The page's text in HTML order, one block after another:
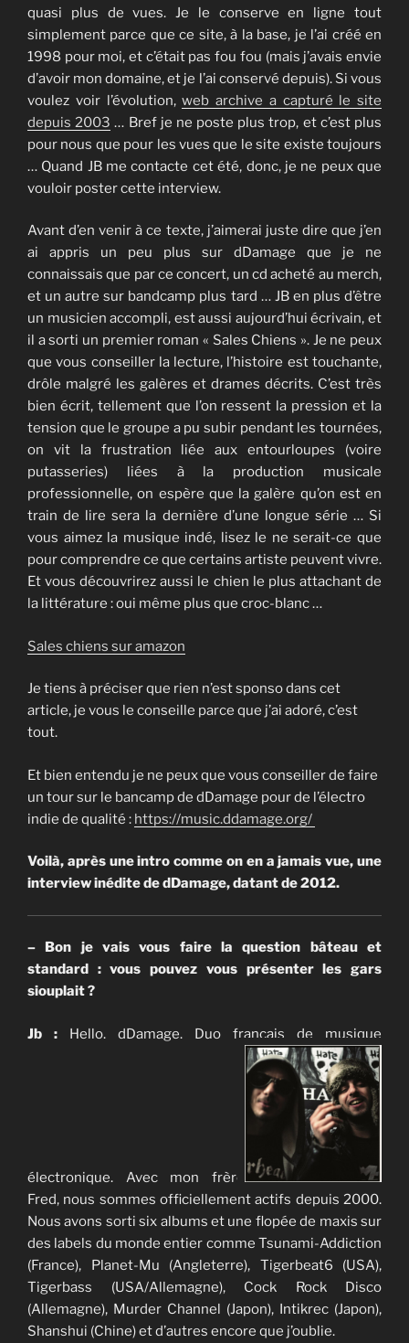
quasi plus de vues. Je le conserve en ligne tout
simplement parce que ce site, à la base, je l’ai créé en
1998 pour moi, et c’était pas fou fou (mais j’avais envie
d’avoir mon domaine, et je l’ai conservé depuis). Si vous
voulez voir l’évolution,web archive a capturé le site
depuis 2003 … Bref je ne poste plus trop, et c’est plus
pour nous que pour les vues que le site existe toujours
… Quand JB me contacte cet été, donc, je ne peux que
vouloir poster cette interview.
Avant d’en venir à ce texte, j’aimerai juste dire que j’en
ai appris un peu plus sur dDamage que je ne
connaissais que par ce concert, un cd acheté au merch,
et un autre sur bandcamp plus tard … JB en plus d’être
un musicien accompli, est aussi aujourd’hui écrivain, et
il a sorti un premier roman « Sales Chiens ». Je ne peux
que vous conseiller la lecture, l’histoire est touchante,
drôle malgré les galères et drames décrits. C’est très
bien écrit, tellement que l’on ressent la pression et la
tension que le groupe a pu subir pendant les tournées,
on vit la frustration liée aux entourloupes (voire
putasseries) liées à la production musicale
professionnelle, on espère que la galère qu’on est en
train de lire sera la dernière d’une longue série … Si
vous aimez la musique indé, lisez le ne serait-ce que
pour comprendre ce que certains artiste peuvent vivre.
Et vous découvrirez aussi le chien le plus attachant de
la littérature : oui même plus que croc-blanc …
Sales chiens sur amazon
Je tiens à préciser que rien n’est sponso dans cet
article, je vous le conseille parce que j’ai adoré, c’est
tout.
Et bien entendu je ne peux que vous conseiller de faire
un tour sur le bancamp de dDamage pour de l’électro
indie de qualité : https://music.ddamage.org/
Voilà, après une intro comme on en a jamais vue, une
interview inédite de dDamage, datant de 2012.
– Bon je vais vous faire la question bâteau et
standard : vous pouvez vous présenter les gars
siouplait ?
Jb : Hello. dDamage. Duo français de musique
électronique. Avec mon frère
Fred, nous sommes officiellement actifs depuis 2000.
Nous avons sorti six albums et une flopée de maxis sur
des labels du monde entier comme Tsunami-Addiction
(France), Planet-Mu (Angleterre), Tigerbeat6 (USA),
Tigerbass (USA/Allemagne), Cock Rock Disco
(Allemagne), Murder Channel (Japon), Intikrec (Japon),
Shanshui (Chine) et d’autres encore que j’oublie.